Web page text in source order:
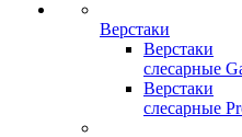
Верстаки
Верстаки
слесарные
Верстаки
слесарные